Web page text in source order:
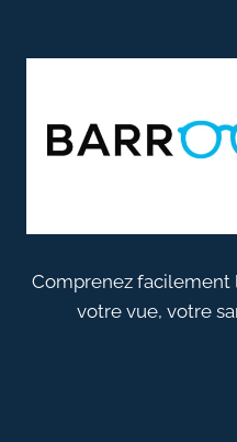
Comprenez facilement
votre vue, votre